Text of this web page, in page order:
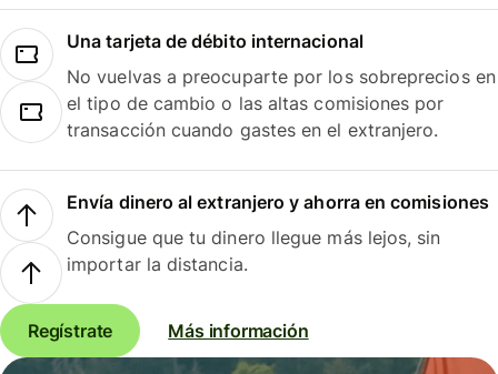
Una tarjeta de débito internacional
No vuelvas a preocuparte por los sobreprecios en
el tipo de cambio o las altas comisiones por
transacción cuando gastes en el extranjero.
Envía dinero al extranjero y ahorra en comisiones
Consigue que tu dinero llegue más lejos, sin
importar la distancia.
Regístrate Más información